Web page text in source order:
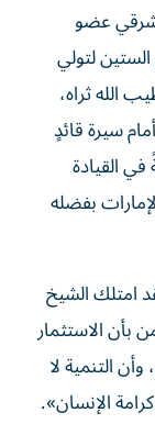
عضو
لتولي
الله ثراه،
سيرة قائدٍ
القيادة
بفضله
امتلك الشيخ
بأن الاستثمار
التنمية لا
الإنسان».